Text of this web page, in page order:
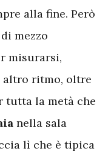
alla fine. Però
mezzo
misurarsi,
altro ritmo, oltre
tutta la metà che
nella sala
lì che è tipica